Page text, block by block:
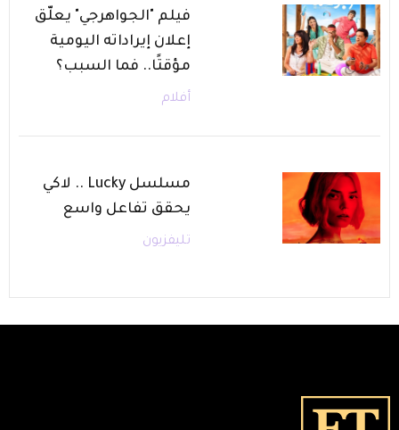
فيلم "الجواهرجي" يعلّق
إعلان إيراداته اليومية
مؤقتًا.. فما السبب؟
أفلام
مسلسل Lucky .. لاكي
يحقق تفاعل واسع
تليفزيون